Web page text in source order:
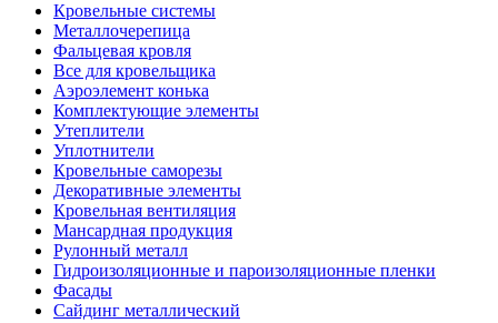
Кровельные системы
Металлочерепица
Фальцевая кровля
Все для кровельщика
Аэроэлемент конька
Комплектующие элементы
Утеплители
Уплотнители
Кровельные саморезы
Декоративные элементы
Кровельная вентиляция
Мансардная продукция
Рулонный металл
Гидроизоляционные и пароизоляционные пленки
Фасады
Сайдинг металлический